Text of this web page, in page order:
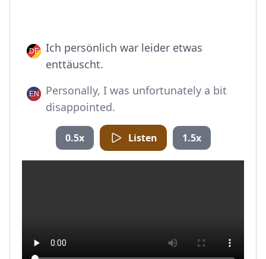
Ich persönlich war leider etwas
enttäuscht.
Personally, I was unfortunately a bit
disappointed.
0.5x Listen 1.5x